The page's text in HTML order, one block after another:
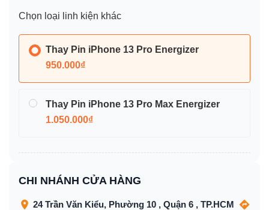
Chọn loại linh kiện khác
Thay Pin iPhone 13 Pro Energizer
950.000₫
Thay Pin iPhone 13 Pro Max Energizer
1.050.000₫
CHI NHÁNH CỬA HÀNG
24 Trần Văn Kiểu, Phường 10 , Quận 6 , TP.HCM